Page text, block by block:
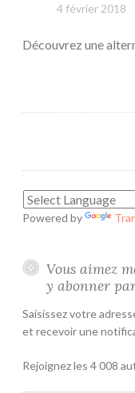
4 février 2018
Découvrez une
Powered by
Vous aimez
y abonner
Saisissez votre
et recevoir une
Rejoignez les 4 008